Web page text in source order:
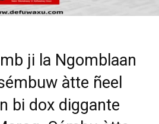
ji la Ngomblaan
àtte ñeel
bi dox diggante